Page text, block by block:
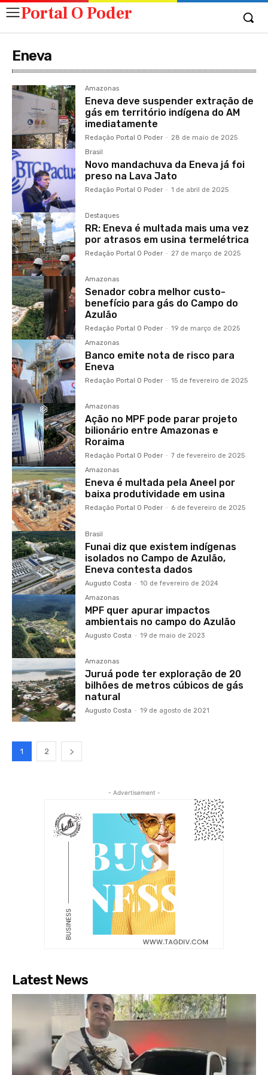
Portal O Poder
Eneva
Amazonas
Eneva deve suspender extração de
gás em território indígena do AM
imediatamente
Redação Portal O Poder - 28 de maio de 2025
Brasil
Novo mandachuva da Eneva já foi
preso na Lava Jato
Redação Portal O Poder - 1 de abril de 2025
Destaques
RR: Eneva é multada mais uma vez
por atrasos em usina termelétrica
Redação Portal O Poder - 27 de março de 2025
Amazonas
Senador cobra melhor custo-
benefício para gás do Campo do
Azulão
Redação Portal O Poder - 19 de março de 2025
Amazonas
Banco emite nota de risco para
Eneva
Redação Portal O Poder - 15 de fevereiro de 2025
Amazonas
Ação no MPF pode parar projeto
bilionário entre Amazonas e
Roraima
Redação Portal O Poder - 7 de fevereiro de 2025
Amazonas
Eneva é multada pela Aneel por
baixa produtividade em usina
Redação Portal O Poder - 6 de fevereiro de 2025
Brasil
Funai diz que existem indígenas
isolados no Campo de Azulão,
Eneva contesta dados
Augusto Costa - 10 de fevereiro de 2024
Amazonas
MPF quer apurar impactos
ambientais no campo do Azulão
Augusto Costa - 19 de maio de 2023
Amazonas
Juruá pode ter exploração de 20
bilhões de metros cúbicos de gás
natural
Augusto Costa - 19 de agosto de 2021
1 2
- Advertisement -
Latest News